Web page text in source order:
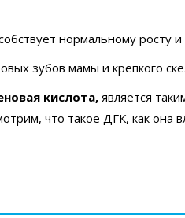
нормальному росту
зубов мамы и крепкого
кислота,является
что такое ДГК, как она